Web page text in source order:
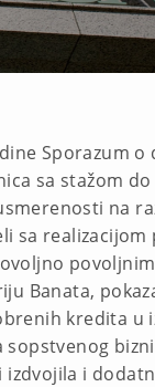
Sporazum
sa stažom
na
sa
Banata,
kredita u
i